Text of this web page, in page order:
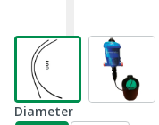
Diameter